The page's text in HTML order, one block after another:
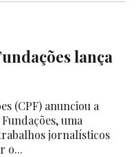
lança
(CPF) anunciou a
uma
jornalísticos
o...